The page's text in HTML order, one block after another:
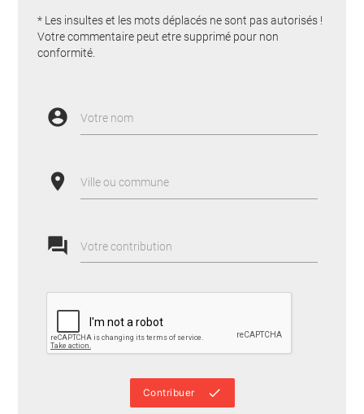
* Les insultes et les mots déplacés ne sont pas autorisés !
Votre commentaire peut etre supprimé pour non
conformité.
account_circle Votre nom
place Ville ou commune
forum Votre contribution
done
Contribuer